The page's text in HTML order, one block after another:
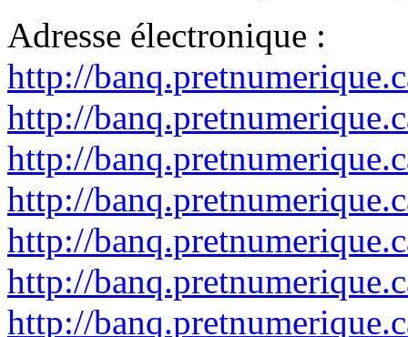
Adresse électronique :
http://
http://
http://
http://
http://
http://
http://